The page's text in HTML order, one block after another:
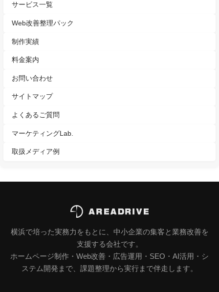
サービス一覧
Web改善整理パック
制作実績
料金案内
お問い合わせ
サイトマップ
よくあるご質問
マーケティングLab.
取扱メディア例
横浜で培った実務力をもとに、中小企業の集客と業務改善を
支援する会社です。
ホームページ制作・Web改善・広告運用・SEO・AI活用・シ
ステム開発まで、課題整理から実行まで伴走します。